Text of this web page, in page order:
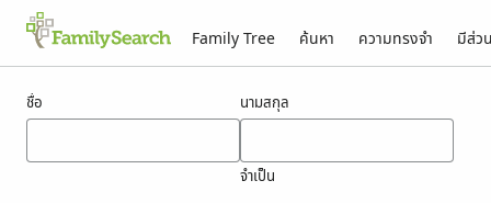
Family Tree ค้นหา ความทรงจำ มีส่ว
ชื่อ นามสกุล
จำเป็น